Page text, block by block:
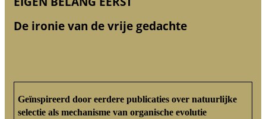
De ironie van de vrije gedachte
Geïnspireerd door eerdere publicaties over natuurlijke
selectie als mechanisme van organische evolutie